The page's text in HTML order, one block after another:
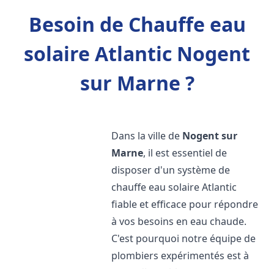
Besoin de Chauffe eau
solaire Atlantic Nogent
sur Marne ?
Dans la ville de Nogent sur
Marne, il est essentiel de
disposer d'un système de
chauffe eau solaire Atlantic
fiable et efficace pour répondre
à vos besoins en eau chaude.
C'est pourquoi notre équipe de
plombiers expérimentés est à